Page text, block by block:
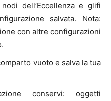
dell’Eccellenza e glifi
salvata. Nota:
con altre configurazioni
vuoto e salva la tua
conservi: oggetti